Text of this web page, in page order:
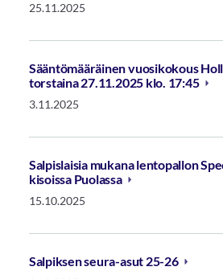
25.11.2025
Sääntömääräinen vuosikokous
torstaina 27.11.2025 klo. 17:45
3.11.2025
Salpislaisia mukana lentopallon
kisoissa Puolassa
15.10.2025
Salpiksen seura-asut 25-26